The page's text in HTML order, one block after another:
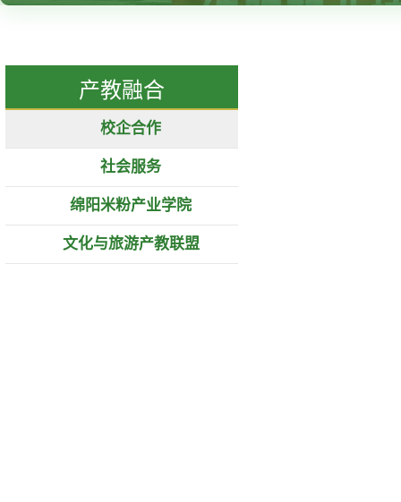
产教融合
校企合作
社会服务
绵阳米粉产业学院
文化与旅游产教联盟